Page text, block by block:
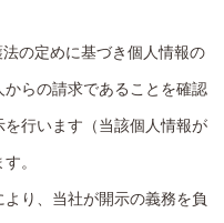
の定めに基づき個人情報の
らの請求であることを確認
行います（当該個人情報が
。
り、当社が開示の義務を負